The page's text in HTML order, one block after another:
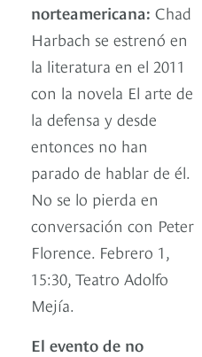
norteamericana: Chad
Harbach se estrenó en
la literatura en el 2011
con la novela El arte de
la defensa y desde
entonces no han
parado de hablar de él.
No se lo pierda en
conversación con Peter
Florence. Febrero 1,
15:30, Teatro Adolfo
Mejía.
El evento de no